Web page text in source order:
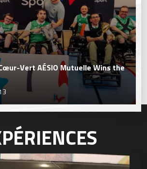
Vert AÉSIO Mutuelle Wins the